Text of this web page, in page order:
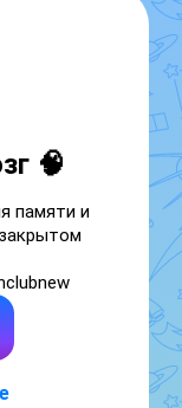
🧠
памяти и